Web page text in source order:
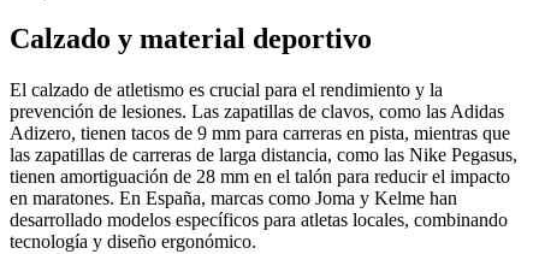
Calzado y material deportivo
El calzado de atletismo es crucial para el rendimiento y la
prevención de lesiones. Las zapatillas de clavos, como las Adidas
Adizero, tienen tacos de 9 mm para carreras en pista, mientras que
las zapatillas de carreras de larga distancia, como las Nike Pegasus,
tienen amortiguación de 28 mm en el talón para reducir el impacto
en maratones. En España, marcas como Joma y Kelme han
desarrollado modelos específicos para atletas locales, combinando
tecnología y diseño ergonómico.